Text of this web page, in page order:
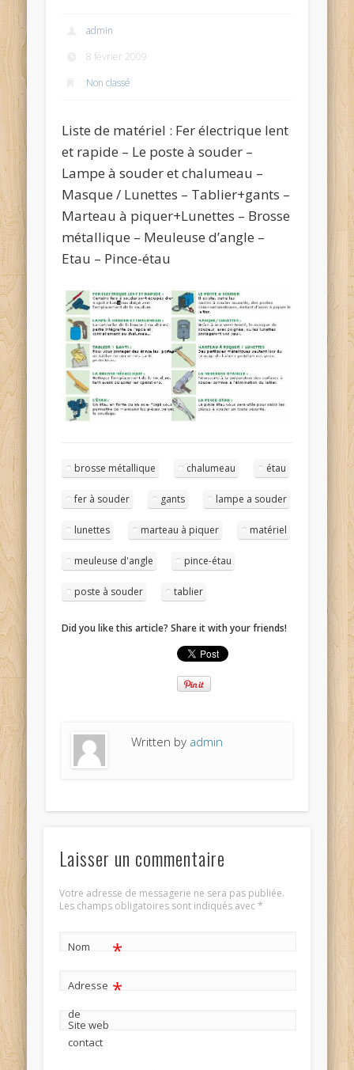
admin
8 février 2009
Non classé
Liste de matériel : Fer électrique lent
et rapide – Le poste à souder –
Lampe à souder et chalumeau –
Masque / Lunettes – Tablier+gants –
Marteau à piquer+Lunettes – Brosse
métallique – Meuleuse d’angle –
Etau – Pince-étau
brosse métallique chalumeau étau
fer à souder gants lampe a souder
lunettes marteau à piquer matériel
meuleuse d'angle pince-étau
poste à souder tablier
Did you like this article? Share it with your friends!
Written by admin
Laisser un commentaire
Votre adresse de messagerie ne sera pas publiée.
Les champs obligatoires sont indiqués avec*
Nom *
Adresse
de
contact
*
Site web